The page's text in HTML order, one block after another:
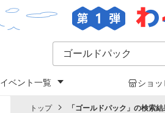
イベント一覧 ショ
トップ 「 ゴールドパック 」の検索結